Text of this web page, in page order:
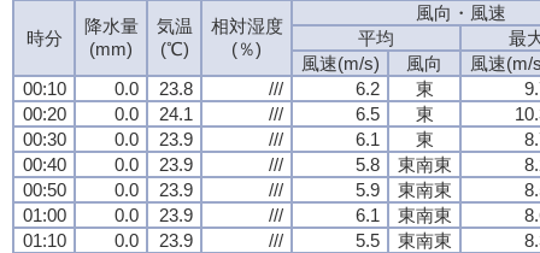
時分
降水量
(mm)
気温
(℃)
相対湿度
(％)
風向・風速
平均
最
風速(m/s)
風向
風速(m/
00:10
0.0 23.8 /// 6.2 東
00:20
0.0 24.1 /// 6.5 東
00:30
0.0 23.9 /// 6.1 東
00:40
0.0 23.9 /// 5.8 東南東
00:50
0.0 23.9 /// 5.9 東南東
01:00
0.0 23.9 /// 6.1 東南東
01:10
0.0 23.9 /// 5.5 東南東